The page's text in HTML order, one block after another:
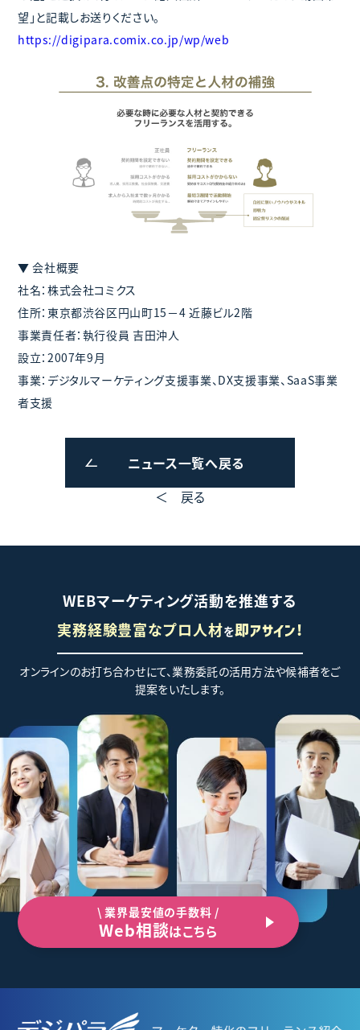
望」と記載しお送りください。
https://digipara.comix.co.jp/wp/web
▼ 会社概要
社名：株式会社コミクス
住所：東京都渋谷区円山町15－4 近藤ビル2階
事業責任者：執行役員 吉田沖人
設立：2007年9月
事業：デジタルマーケティング支援事業、DX支援事業、SaaS事業
者支援
ニュース一覧へ戻る
＜ 戻る
WEBマーケティング活動を推進する
実務経験豊富なプロ人材を即アサイン!
オンラインのお打ち合わせにて、業務委託の活用方法や候補者をご
提案をいたします。
\ 業界最安値の手数料 /
Web相談はこちら